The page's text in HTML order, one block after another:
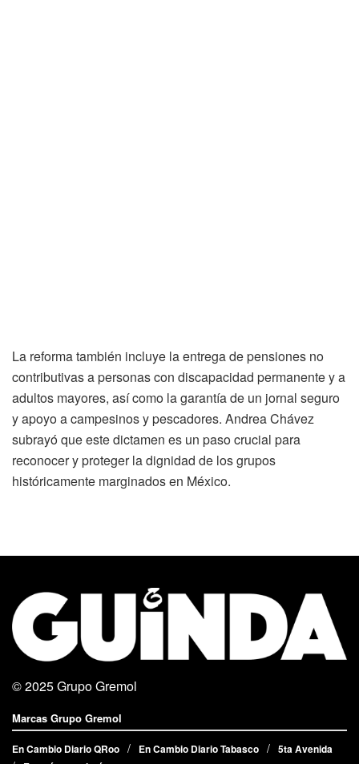
La reforma también incluye la entrega de pensiones no
contributivas a personas con discapacidad permanente y a
adultos mayores, así como la garantía de un jornal seguro
y apoyo a campesinos y pescadores. Andrea Chávez
subrayó que este dictamen es un paso crucial para
reconocer y proteger la dignidad de los grupos
históricamente marginados en México.
© 2025Grupo Gremol
Marcas Grupo Gremol
En Cambio Diario QRoo En Cambio Diario Tabasco
5ta Avenida